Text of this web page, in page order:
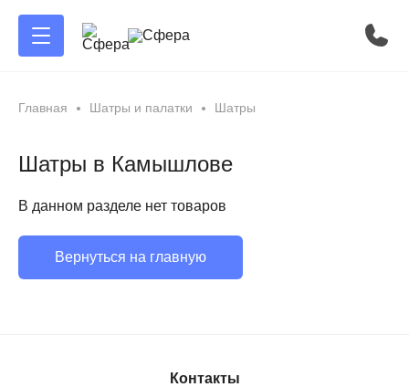
Главная Шатры и палатки Шатры
Шатры в Камышлове
В данном разделе нет товаров
Вернуться на главную
Контакты